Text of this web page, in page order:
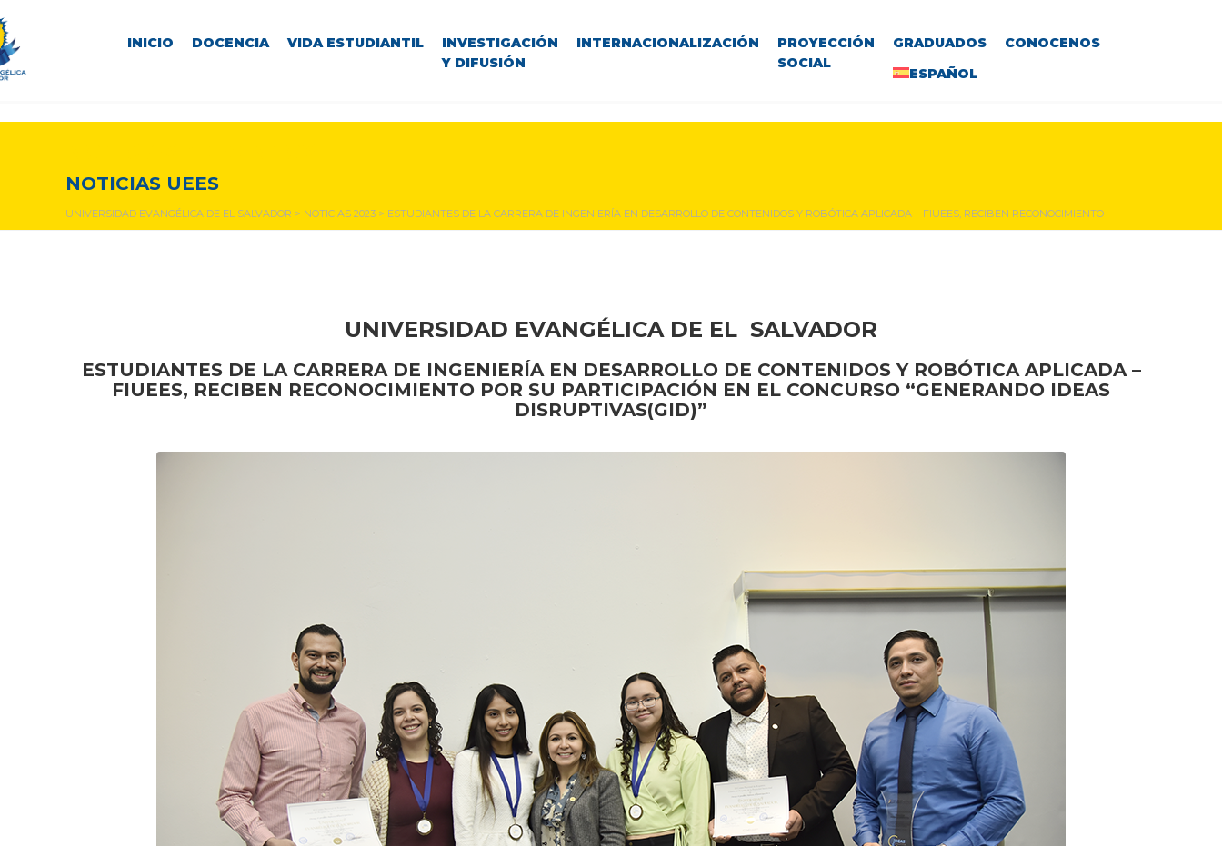
INICIO DOCENCIA VIDA ESTUDIANTIL
INVESTIGACIÓN
Y DIFUSIÓN
INTERNACIONALIZACIÓN
PROYECCIÓN
SOCIAL
GRADUADOS
CONOCENOS
ESPAÑOL
NOTICIAS UEES
UNIVERSIDAD EVANGÉLICA DE EL SALVADOR > NOTICIAS 2023 > ESTUDIANTES DE LA CARRERA DE INGENIERÍA EN DESARROLLO DE CONTENIDOS Y ROBÓTICA APLICADA – FIUEES, RECIBEN RECONOCIMIENTO
UNIVERSIDAD EVANGÉLICA DE EL SALVADOR
ESTUDIANTES DE LA CARRERA DE INGENIERÍA EN DESARROLLO DE CONTENIDOS Y ROBÓTICA APLICADA –
FIUEES, RECIBEN RECONOCIMIENTO POR SU PARTICIPACIÓN EN EL CONCURSO “GENERANDO IDEAS
DISRUPTIVAS(GID)”